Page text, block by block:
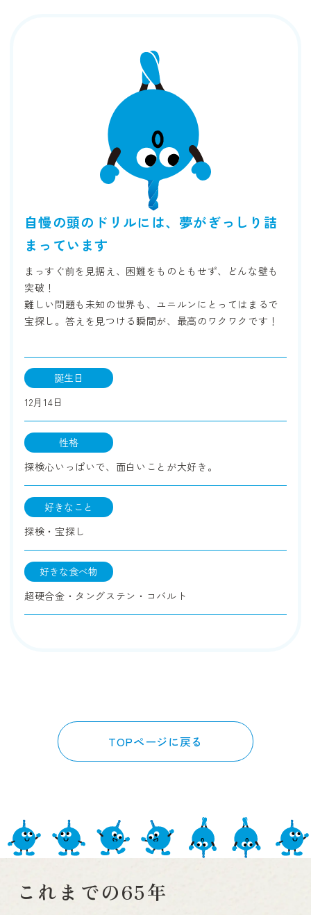
自慢の頭のドリルには、夢がぎっしり詰
まっています
まっすぐ前を見据え、困難をものともせず、どんな壁も
突破！
難しい問題も未知の世界も、ユニルンにとってはまるで
宝探し。答えを見つける瞬間が、最高のワクワクです！
誕生日
12月14日
性格
探検心いっぱいで、面白いことが大好き。
好きなこと
探検・宝探し
好きな食べ物
超硬合金・タングステン・コバルト
TOPページに戻る
これまでの65年